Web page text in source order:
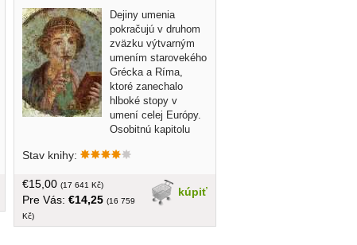
Dejiny umenia
pokračujú v druhom
zväzku výtvarným
umením starovekého
Grécka a Ríma,
ktoré zanechalo
hlboké stopy v
umení celej Európy.
Osobitnú kapitolu
minoskej a mykénskej. Rozsiahle dielo
všetkým záujemcom o výtvarné umenie
skvosty svetového umenia od
počiatkov výtvarných prejavov až po
súčasnosť... veľký formát, obal, 402
Stav knihy:
kúpiť
€15,00 (17 641 Kč)
Pre Vás: €14,25 (16 759
Kč)